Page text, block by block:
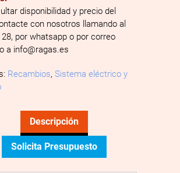
disponibilidad y precio del
con nosotros llamando al
por whatsapp o por correo
a info@ragas.es
Recambios, Sistema eléctrico y
Descripción
Solicita Presupuesto